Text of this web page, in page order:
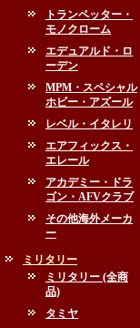
トランペッター・
モノクローム
エデュアルド・ロ
ーデン
MPM・スペシャル
ホビー・アズール
レベル・イタレリ
エアフィックス・
エレール
アカデミー・ドラ
ゴン・AFVクラブ
その他海外メーカ
ー
ミリタリー
ミリタリー (全商
品)
タミヤ